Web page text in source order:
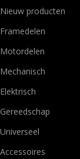
Nieuw producten
Framedelen
Motordelen
Mechanisch
Elektrisch
Gereedschap
Universeel
Accessoires